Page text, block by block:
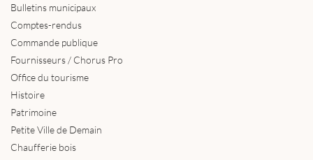
Bulletins municipaux
Comptes-rendus
Commande publique
Fournisseurs / Chorus Pro
Office du tourisme
Histoire
Patrimoine
Petite Ville de Demain
Chaufferie bois